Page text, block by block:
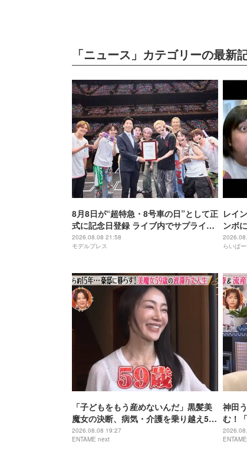
「ニュース」カテゴリーの最新
8月8日が“超特急・8号車の日”として正
式に記念日登録 ライブ内でサプライズ
発表
2026.08.08 21:58
モデルプレス
レイ
ンボ
らいば
「子どもをもう産めないんだ」黒髪美
魔女の決断、病気・介護を乗り越え56
歳で“おばあちゃん”に
2026.08.08 19:27
ENTAME next
神田
む！
身の